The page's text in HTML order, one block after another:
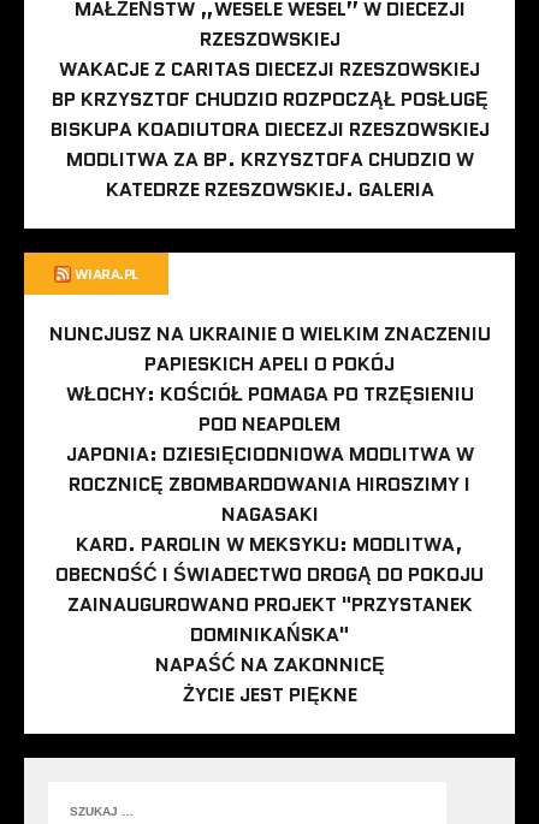
MAŁŻEŃSTW „WESELE WESEL” W DIECEZJI
RZESZOWSKIEJ
WAKACJE Z CARITAS DIECEZJI RZESZOWSKIEJ
BP KRZYSZTOF CHUDZIO ROZPOCZĄŁ POSŁUGĘ
BISKUPA KOADIUTORA DIECEZJI RZESZOWSKIEJ
MODLITWA ZA BP. KRZYSZTOFA CHUDZIO W
KATEDRZE RZESZOWSKIEJ. GALERIA
WIARA.PL
NUNCJUSZ NA UKRAINIE O WIELKIM ZNACZENIU
PAPIESKICH APELI O POKÓJ
WŁOCHY: KOŚCIÓŁ POMAGA PO TRZĘSIENIU
POD NEAPOLEM
JAPONIA: DZIESIĘCIODNIOWA MODLITWA W
ROCZNICĘ ZBOMBARDOWANIA HIROSZIMY I
NAGASAKI
KARD. PAROLIN W MEKSYKU: MODLITWA,
OBECNOŚĆ I ŚWIADECTWO DROGĄ DO POKOJU
ZAINAUGUROWANO PROJEKT "PRZYSTANEK
DOMINIKAŃSKA"
NAPAŚĆ NA ZAKONNICĘ
ŻYCIE JEST PIĘKNE